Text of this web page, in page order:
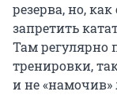
резерва, но,
запретить
Там регулярно
тренировки,
и не